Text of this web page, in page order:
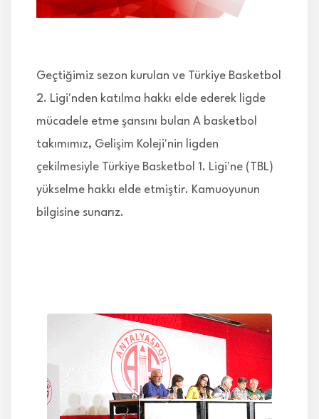
Geçtiğimiz sezon kurulan ve Türkiye Basketbol
2. Ligi'nden katılma hakkı elde ederek ligde
mücadele etme şansını bulan A basketbol
takımımız, Gelişim Koleji'nin ligden
çekilmesiyle Türkiye Basketbol 1. Ligi'ne (TBL)
yükselme hakkı elde etmiştir. Kamuoyunun
bilgisine sunarız.